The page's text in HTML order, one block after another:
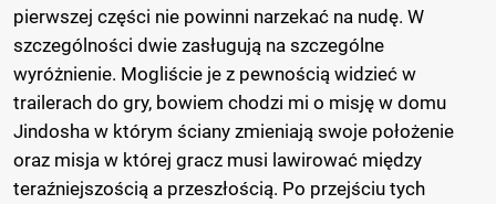
pierwszej części nie powinni narzekać na nudę. W
szczególności dwie zasługują na szczególne
wyróżnienie. Mogliście je z pewnością widzieć w
trailerach do gry, bowiem chodzi mi o misję w domu
Jindosha w którym ściany zmieniają swoje położenie
oraz misja w której gracz musi lawirować między
teraźniejszością a przeszłością. Po przejściu tych